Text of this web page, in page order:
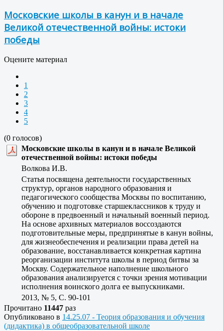
Московские школы в канун и в начале
Великой отечественной войны: истоки
победы
Оцените материал
1
2
3
4
5
(0 голосов)
Московские школы в канун и в начале Великой
отечественной войны: истоки победы
Волкова И.В.
Статья посвящена деятельности государственных
структур, органов народного образования и
педагогического сообщества Москвы по воспитанию,
обучению и подготовке старшеклассников к труду и
обороне в предвоенный и начальный военный период.
На основе архивных материалов воссоздаются
подготовительные меры, предпринятые в канун войны,
для жизнеобеспечения и реализации права детей на
образование, восстанавливается конкретная картина
реорганизации института школы в период битвы за
Москву. Содержательное наполнение школьного
образования анализируется с точки зрения мотивации
исполнения воинского долга ее выпускниками.
2013, № 5, C. 90-101
Прочитано 11447 раз
Опубликовано в 14.25.07 - Теория образования и обучения
(дидактика) в общеобразовательной школе